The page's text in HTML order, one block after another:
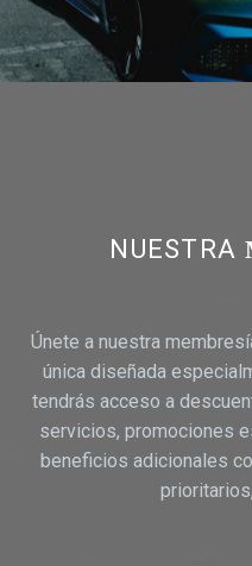
NUESTRA
Únete a nuestra
única diseñada
tendrás acceso a
servicios, promociones
beneficios adicionales